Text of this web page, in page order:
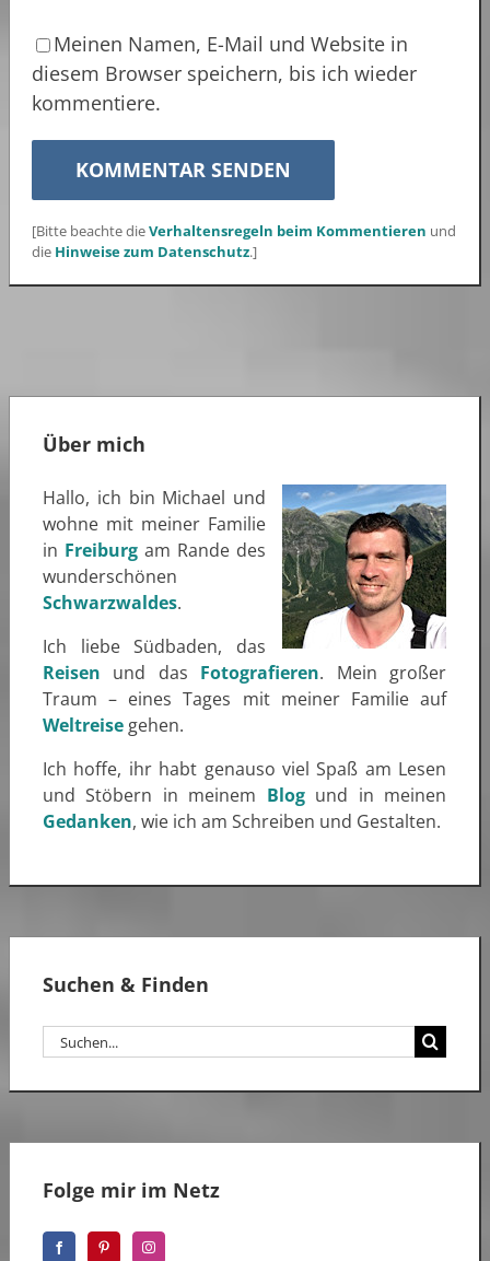
Meinen Namen, E-Mail und Website in
diesem Browser speichern, bis ich wieder
kommentiere.
[Bitte beachte dieVerhaltensregeln beim Kommentieren und
die Hinweise zum Datenschutz.]
Über mich
Hallo, ich bin Michael und
wohne mit meiner Familie
in Freiburg am Rande des
wunderschönen
Schwarzwaldes.
Ich liebe Südbaden, das
Reisen und das Fotografieren. Mein großer
Traum – eines Tages mit meiner Familie auf
Weltreisegehen.
Ich hoffe, ihr habt genauso viel Spaß am Lesen
und Stöbern in meinem Blog und in meinen
Gedanken, wie ich am Schreiben und Gestalten.
Suchen & Finden
Suche
nach:
Folge mir im Netz